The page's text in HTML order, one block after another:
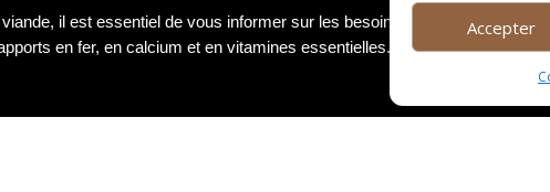
Accepter
il est essentiel de vous informer sur les besoins nutritionnels
en fer, en calcium et en vitamines essentielles. Vous pouvez